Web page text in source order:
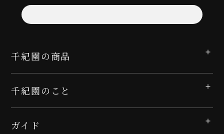
千紀園の商品
千紀園のこと
ガイド